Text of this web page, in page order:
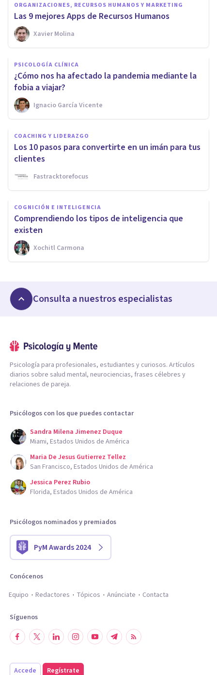
ORGANIZACIONES, RECURSOS HUMANOS Y MARKETING
Las 9 mejores Apps de Recursos Humanos
Xavier Molina
PSICOLOGÍA CLÍNICA
¿Cómo nos ha afectado la pandemia mediante la
fobia a viajar?
Ignacio García Vicente
COACHING Y LIDERAZGO
Los 10 pasos para convertirte en un imán para tus
clientes
Fastracktorefocus
COGNICIÓN E INTELIGENCIA
Comprendiendo los tipos de inteligencia que
existen
Xochitl Carmona
Consulta a nuestros especialistas
Psicología para profesionales, estudiantes y curiosos. Artículos
diarios sobre salud mental, neurociencias, frases célebres y
relaciones de pareja.
Psicólogos con los que puedes contactar
Sandra Milena Jimenez Duque
Miami, Estados Unidos de América
Maria De Jesus Gutierrez Tellez
San Francisco, Estados Unidos de América
Jessica Perez Rubio
Florida, Estados Unidos de América
Psicólogos nominados y premiados
PyM Awards 2024
Conócenos
Equipo
Redactores Tópicos Anúnciate Contacta
Síguenos
Accede Regístrate